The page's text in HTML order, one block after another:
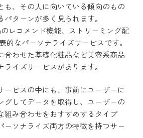
も、その人に向いている傾向のもの
ターンが多く見られます。
レコメンド機能、ストリーミング配
的なパーソナライズサービスです。
合わせた基礎化粧品など美容系商品
イズサービスがあります。
ービスの中にも、事前にユーザーに
グしてデータを取得し、ユーザーの
組み合わせをおすすめするタイプ
ーソナライズ両方の特徴を持つサー